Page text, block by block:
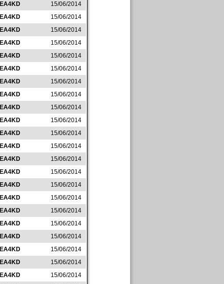
EA4KD
15/06/2014
EA4KD
15/06/2014
EA4KD
15/06/2014
EA4KD
15/06/2014
EA4KD
15/06/2014
EA4KD
15/06/2014
EA4KD
15/06/2014
EA4KD
15/06/2014
EA4KD
15/06/2014
EA4KD
15/06/2014
EA4KD
15/06/2014
EA4KD
15/06/2014
EA4KD
15/06/2014
EA4KD
15/06/2014
EA4KD
15/06/2014
EA4KD
15/06/2014
EA4KD
15/06/2014
EA4KD
15/06/2014
EA4KD
15/06/2014
EA4KD
15/06/2014
EA4KD
15/06/2014
EA4KD
15/06/2014